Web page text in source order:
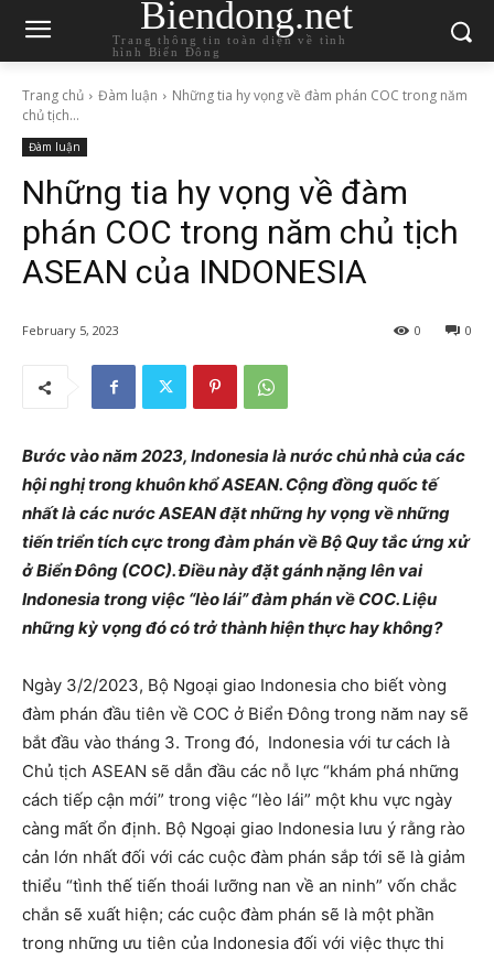
Biendong.net
Trang thông tin toàn diện về tình
hình Biển Đông
Trang chủ Đàm luận
Những tia hy vọng về đàm phán COC trong năm
chủ tịch...
Đàm luận
Những tia hy vọng về đàm
phán COC trong năm chủ tịch
ASEAN của INDONESIA
February 5, 2023 0
0
Bước vào năm 2023, Indonesia là nước chủ nhà của các
hội nghị trong khuôn khổ ASEAN. Cộng đồng quốc tế
nhất là các nước ASEAN đặt những hy vọng về những
tiến triển tích cực trong đàm phán về Bộ Quy tắc ứng xử
ở Biển Đông (COC). Điều này đặt gánh nặng lên vai
Indonesia trong việc “lèo lái” đàm phán về COC. Liệu
những kỳ vọng đó có trở thành hiện thực hay không?
Ngày 3/2/2023, Bộ Ngoại giao Indonesia cho biết vòng
đàm phán đầu tiên về COC ở Biển Đông trong năm nay sẽ
bắt đầu vào tháng 3. Trong đó, Indonesia với tư cách là
Chủ tịch ASEAN sẽ dẫn đầu các nỗ lực “khám phá những
cách tiếp cận mới” trong việc “lèo lái” một khu vực ngày
càng mất ổn định. Bộ Ngoại giao Indonesia lưu ý rằng rào
cản lớn nhất đối với các cuộc đàm phán sắp tới sẽ là giảm
thiểu “tình thế tiến thoái lưỡng nan về an ninh” vốn chắc
chắn sẽ xuất hiện; các cuộc đàm phán sẽ là một phần
trong những ưu tiên của Indonesia đối với việc thực thi